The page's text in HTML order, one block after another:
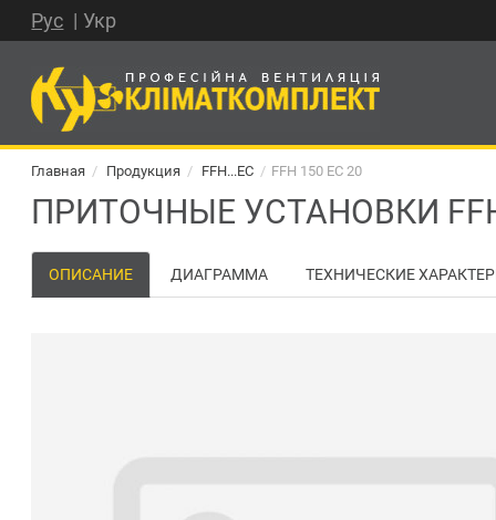
Рус Укр
Главная Продукция FFH...EC FFH 150 EC 20
ПРИТОЧНЫЕ УСТАНОВКИ FFH
ОПИСАНИЕ ДИАГРАММА ТЕХНИЧЕСКИЕ